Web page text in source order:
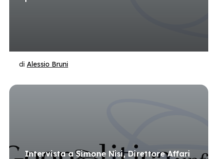
di Alessio Bruni
Intervista a Simone Nisi, Direttore Affari